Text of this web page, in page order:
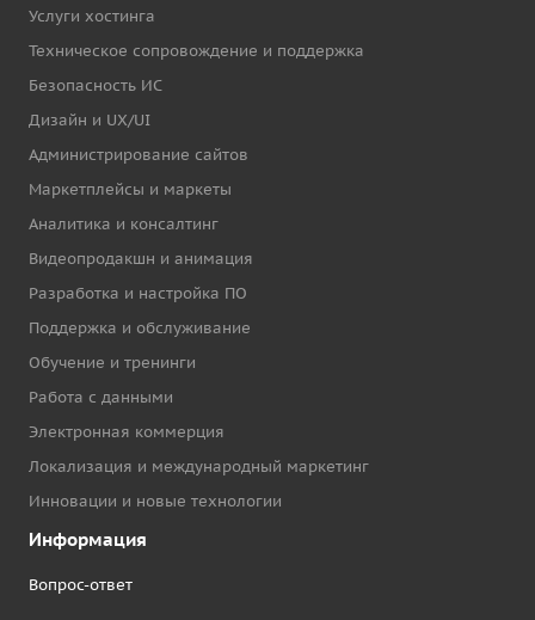
Услуги хостинга
Техническое сопровождение и поддержка
Безопасность ИС
Дизайн и UX/UI
Администрирование сайтов
Маркетплейсы и маркеты
Аналитика и консалтинг
Видеопродакшн и анимация
Разработка и настройка ПО
Поддержка и обслуживание
Обучение и тренинги
Работа с данными
Электронная коммерция
Локализация и международный маркетинг
Инновации и новые технологии
Информация
Вопрос-ответ